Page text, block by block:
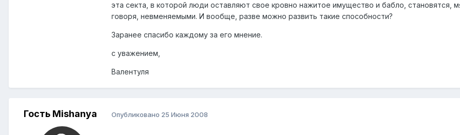
эта секта, в которой люди оставляют свое кровно нажитое имущество и бабло, становятся,
говоря, невменяемыми. И вообще, разве можно развить такие способности?
Заранее спасибо каждому за его мнение.
с уважением,
Валентуля
Гость Mishanya Опубликовано 25 Июня 2008